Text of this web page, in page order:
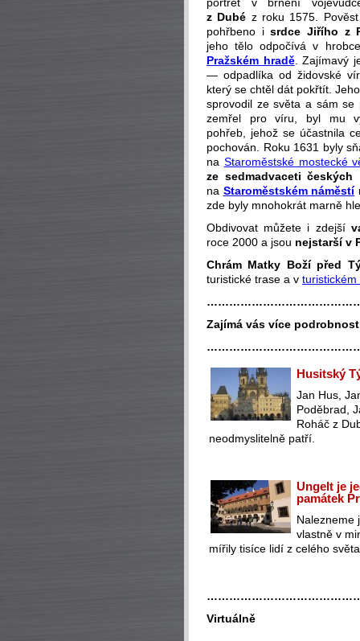
z Dubé z roku 1575.
pohřbeno isrdce Jiřího z
jeho tělo odpočívá v
Pražském hradě. Zajímavý
— odpadlíka od židovské
který se chtěl dát pokřtít.
sprovodil ze světa a sám se
zemřel pro víru, byl mu
pohřeb, jehož se účastnila
pochován. Roku 1631 byly
na Staroměstské mostecké
ze sedmadvaceti českých
na Staroměstském náměstí
zde byly mnohokrát marně
Obdivovat můžete i zdejší
roce 2000 a jsou nejstarší v
Chrám Matky Boží před
turistické trase a v
Zajímá vás více
Husitský
Jan Hus,
Poděbrad,
Roháč z
neodmyslitelně patří.
Ungelt je
památek
Nalezneme
vlastně v
mířily tisíce lidí z celého
Virtuálně